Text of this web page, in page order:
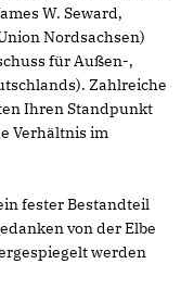
W. Seward,
Nordsachsen)
für Außen-,
Zahlreiche
Ihren Standpunkt
Verhältnis im
fester Bestandteil
von der Elbe
werden